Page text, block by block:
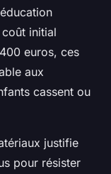
initial
euros, ces
aux
cassent ou
justifie
pour résister